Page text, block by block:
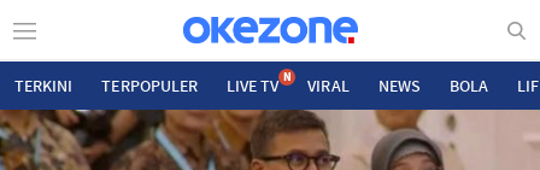
TERKINI TERPOPULER LIVE TV N VIRAL NEWS BOLA